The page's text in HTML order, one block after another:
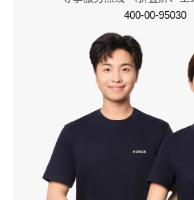
400-00-95030